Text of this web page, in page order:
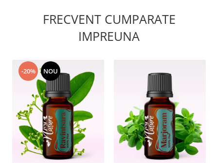
FRECVENT CUMPARATE
IMPREUNA
-20% NOU